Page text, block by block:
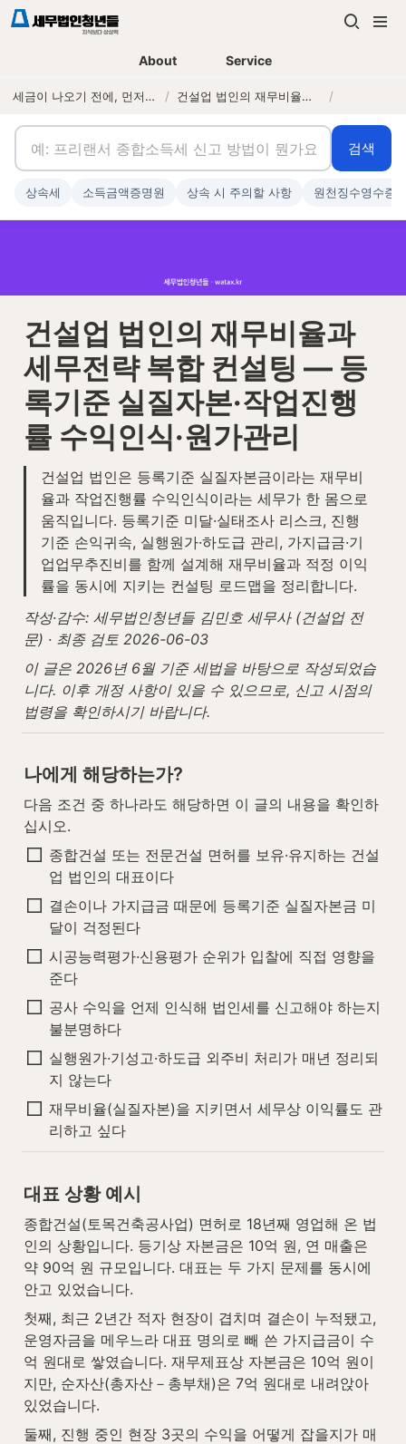
About Service
세금이 나오기 전에, 먼저 연락하는 세무법인 / 건설업 법인의 재무비율과 세무전략 복합 컨설팅 — 등록기준 실질자본·작업진행률 수익인식·원가관리 /
건설업 법인의 재무비율과
세무전략 복합 컨설팅 — 등
록기준 실질자본·작업진행
률 수익인식·원가관리
건설업 법인은 등록기준 실질자본금이라는 재무비
율과 작업진행률 수익인식이라는 세무가 한 몸으로
움직입니다. 등록기준 미달·실태조사 리스크, 진행
기준 손익귀속, 실행원가·하도급 관리, 가지급금·기
업업무추진비를 함께 설계해 재무비율과 적정 이익
률을 동시에 지키는 컨설팅 로드맵을 정리합니다.
작성·감수: 세무법인청년들 김민호 세무사 (건설업 전
문) · 최종 검토 2026-06-03
이 글은 2026년 6월 기준 세법을 바탕으로 작성되었습
니다. 이후 개정 사항이 있을 수 있으므로, 신고 시점의
법령을 확인하시기 바랍니다.
나에게 해당하는가?
다음 조건 중 하나라도 해당하면 이 글의 내용을 확인하
십시오.
종합건설 또는 전문건설 면허를 보유·유지하는 건설
업 법인의 대표이다
결손이나 가지급금 때문에 등록기준 실질자본금 미
달이 걱정된다
시공능력평가·신용평가 순위가 입찰에 직접 영향을
준다
공사 수익을 언제 인식해 법인세를 신고해야 하는지
불분명하다
실행원가·기성고·하도급 외주비 처리가 매년 정리되
지 않는다
재무비율(실질자본)을 지키면서 세무상 이익률도 관
리하고 싶다
대표 상황 예시
종합건설(토목건축공사업) 면허로 18년째 영업해 온 법
인의 상황입니다. 등기상 자본금은 10억 원, 연 매출은
약 90억 원 규모입니다. 대표는 두 가지 문제를 동시에
안고 있었습니다.
첫째, 최근 2년간 적자 현장이 겹치며 결손이 누적됐고,
운영자금을 메우느라 대표 명의로 빼 쓴 가지급금이 수
억 원대로 쌓였습니다. 재무제표상 자본금은 10억 원이
지만, 순자산(총자산－총부채)은 7억 원대로 내려앉아
있었습니다.
둘째, 진행 중인 현장 3곳의 수익을 어떻게 잡을지가 매
검색
상속세 소득금액증명원 상속 시 주의할 사항 원천징수영수증